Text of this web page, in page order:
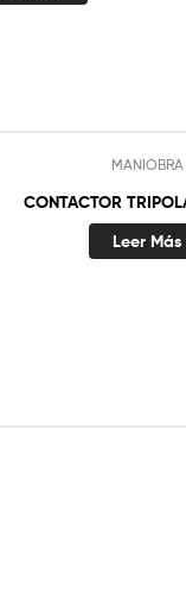
MANIOBRA
CONTACTOR
Leer Más